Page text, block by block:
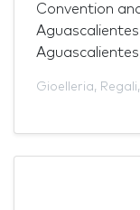
Convention
Aguascalientes
Gioelleria, Regali,